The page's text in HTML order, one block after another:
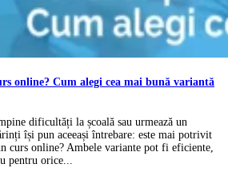
online? Cum alegi cea mai bună variantă
dificultăți la școală sau urmează un
își pun aceeași întrebare: este mai potrivit
curs online? Ambele variante pot fi eficiente,
pentru orice...